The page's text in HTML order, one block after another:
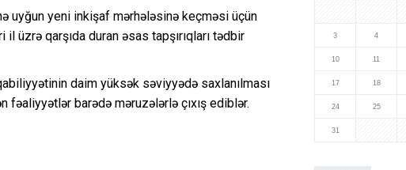
uyğun yeni inkişaf mərhələsinə keçməsi üçün
qarşıda duran əsas tapşırıqları tədbir
daim yüksək səviyyədə saxlanılması
fəaliyyətlər barədə məruzələrlə çıxış ediblər.
3 4
10 11
17 18
24 25
31